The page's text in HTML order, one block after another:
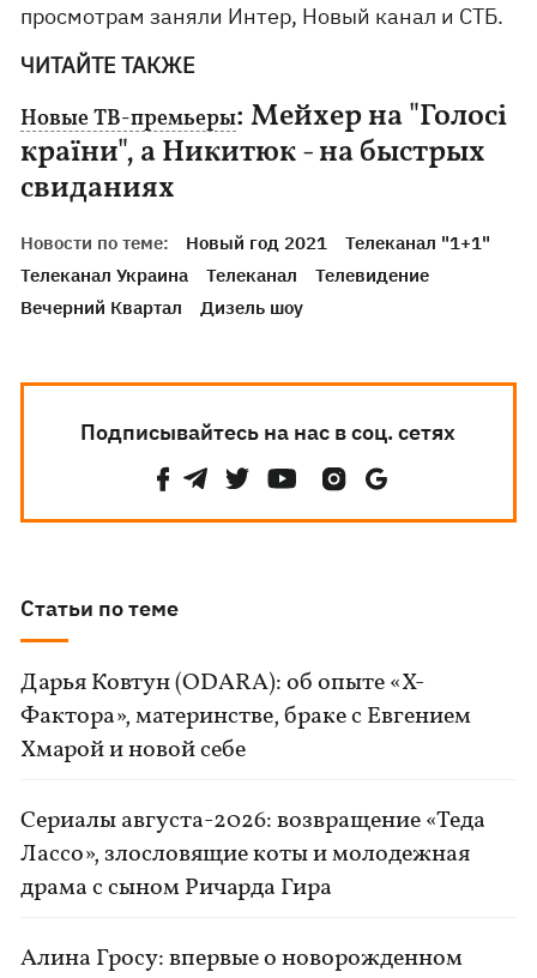
просмотрам заняли Интер, Новый канал и СТБ.
ЧИТАЙТЕ ТАКЖЕ
Новые ТВ-премьеры: Мейхер на "Голосі
країни", а Никитюк - на быстрых
свиданиях
Новости по теме: Новый год 2021
Телеканал "1+1"
Телеканал Украина
Телеканал
Телевидение
Вечерний Квартал
Дизель шоу
Подписывайтесь на нас в соц. сетях
Статьи по теме
Дарья Ковтун (ODARA): об опыте «Х-
Фактора», материнстве, браке с Евгением
Хмарой и новой себе
Сериалы августа-2026: возвращение «Теда
Лассо», злословящие коты и молодежная
драма с сыном Ричарда Гира
Алина Гросу: впервые о новорожденном